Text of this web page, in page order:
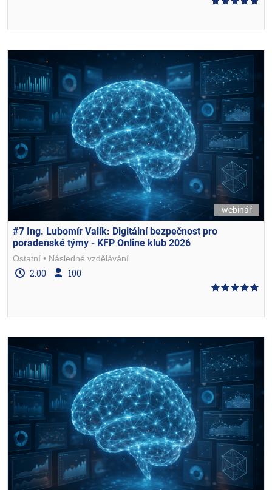
webinář
#7 Ing. Lubomír Valík: Digitální bezpečnost pro
poradenské týmy - KFP Online klub 2026
Ostatní Následné vzdělávání
2:00 100